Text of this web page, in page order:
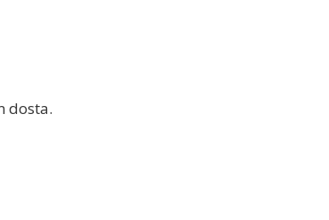
dosta.